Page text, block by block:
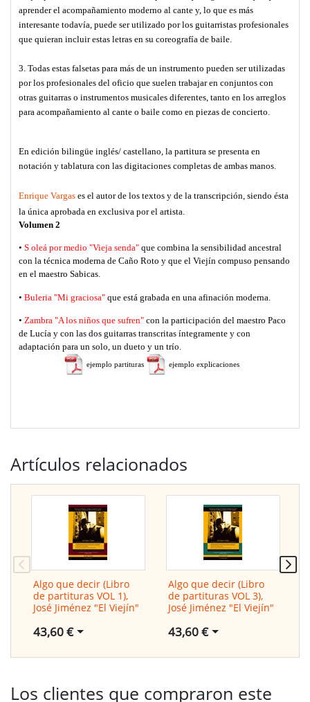
aprender el acompañamiento moderno al cante y, lo que es más
interesante todavía, puede ser utilizado por los guitarristas profesionales
que quieran incluir estas letras en su coreografía de baile.
3. Todas estas falsetas para más de un instrumento pueden ser utilizadas
por los profesionales del oficio que suelen trabajar en conjuntos con
otras guitarras o instrumentos musicales diferentes, tanto en los arreglos
para acompañamiento al cante o baile como en piezas de concierto.
En edición bilingüe inglés/ castellano, la partitura se presenta en
notación y tablatura con las digitaciones completas de ambas manos.
Enrique Vargas es el autor de los textos y de la transcripción, siendo ésta
la única aprobada en exclusiva por el artista.
Volumen 2
• S oleá por medio "Vieja senda" que combina la sensibilidad ancestral
con la técnica moderna de Caño Roto y que el Viejín compuso pensando
en el maestro Sabicas.
• Buleria "Mi graciosa" que está grabada en una afinación moderna.
• Zambra "A los niños que sufren" con la participación del maestro Paco
de Lucía y con las dos guitarras transcritas íntegramente y con
adaptación para un solo, un dueto y un trío.
ejemplo partituras ejemplo explicaciones
Artículos relacionados
Algo que decir (Libro
de partituras VOL 1),
José Jiménez "El Viejín"
43,60 €
Algo que decir (Libro
de partituras VOL 3),
José Jiménez "El Viejín"
43,60 €
Los clientes que compraron este